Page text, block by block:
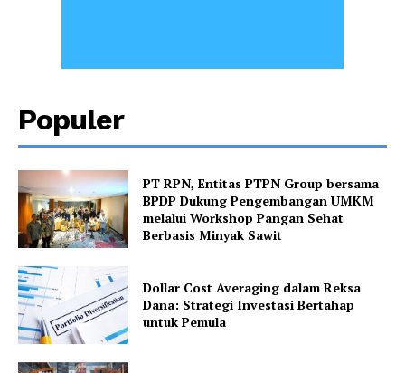
Populer
PT RPN, Entitas PTPN Group bersama
BPDP Dukung Pengembangan UMKM
melalui Workshop Pangan Sehat
Berbasis Minyak Sawit
Dollar Cost Averaging dalam Reksa
Dana: Strategi Investasi Bertahap
untuk Pemula